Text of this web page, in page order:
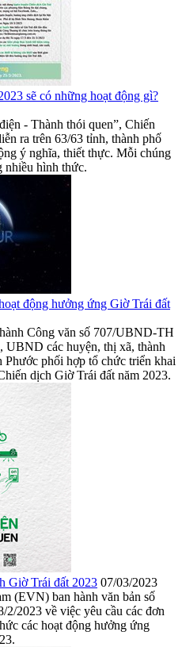
sẽ có những hoạt động gì?
- Thành thói quen”, Chiến
ra trên 63/63 tỉnh, thành phố
ý nghĩa, thiết thực. Mỗi chúng
nhiều hình thức.
động hưởng ứng Giờ Trái đất
Công văn số 707/UBND-TH
UBND các huyện, thị xã, thành
phối hợp tổ chức triển khai
dịch Giờ Trái đất năm 2023.
Giờ Trái đất 2023 07/03/2023
(EVN) ban hành văn bản số
2023 về việc yêu cầu các đơn
các hoạt động hưởng ứng